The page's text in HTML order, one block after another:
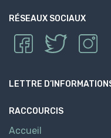
RÉSEAUX SOCIAUX
LETTRE
RACCOURCIS
Accueil